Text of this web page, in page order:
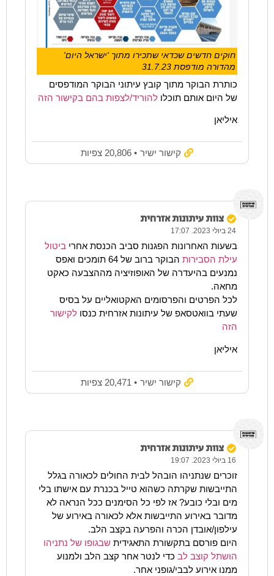
חוקים חדשים שכדאי שתכירו מתוך 'ישראל היום'
מהדורה מודפסת 31.7.23
כותרת הבוקר מתוך קובץ עיתוני הבוקר המודפסים
של היום אותם תוכלו להוריד/לצפות בהם בקישור הזה
איליאן
קישור ישיר • 20,806 צפיות
צוות עיתונות אזרחית
24 ביולי 2023. 17:07
בשעות האחרונות הפגנות סביב הכנסת אחרי ביטול
עילת הסבירות
הבוקר ברוב של 64 תומכים ואפס
נמנעים בהיעדרה של האופוזיציה מההצבעה כאקט
מחאה.
לכל הפרטים והפרסומים האקטואליים על בסיס
שעתי בוואטסאפ של עיתונות אזרחית כנסו לקישור
הזה
איליאן
קישור ישיר • 20,471 צפיות
צוות עיתונות אזרחית
16 ביולי 2023. 19:07
זוכרים שנתניהו הובהל לבית החולים לכאורה בגלל
התייבשות שקרתה כשהוא טייל בכנרת עם אישתו בלי
מים ובלי כובע? אז לפי כל הסימנים ככל הנראה לא
מדובר באירוע התייבשות אלא לכאורה באירוע של
עילפון/אובדן הכרה והפרעה בקצב הלב.
היום פורסם בתקשורת התאגידית שבגופו של נתניהו
הושתל קוצב לב כדי לנטר אחר קצב הלב ולמנוע
ממנו אירוע לבבי/גופני אחר.